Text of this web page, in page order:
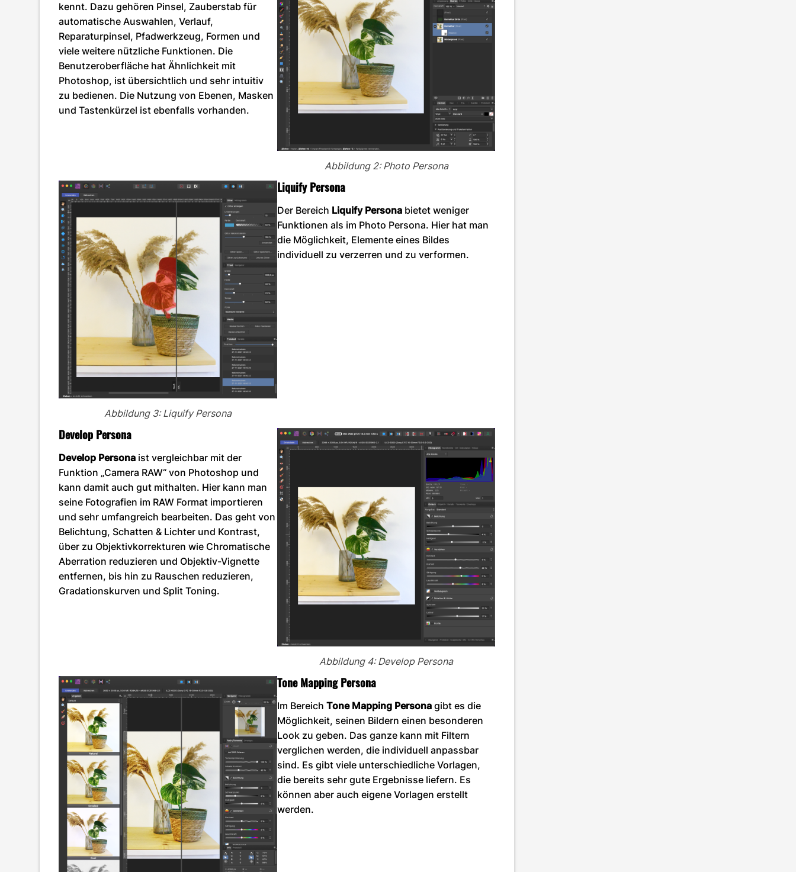
kennt. Dazu gehören Pinsel, Zauberstab für
automatische Auswahlen, Verlauf,
Reparaturpinsel, Pfadwerkzeug, Formen und
viele weitere nützliche Funktionen. Die
Benutzeroberfläche hat Ähnlichkeit mit
Photoshop, ist übersichtlich und sehr intuitiv
zu bedienen. Die Nutzung von Ebenen, Masken
und Tastenkürzel ist ebenfalls vorhanden.
Abbildung 2: Photo Persona
Abbildung 3: Liquify Persona
Liquify Persona
Der Bereich Liquify Personabietet weniger
Funktionen als im Photo Persona. Hier hat man
die Möglichkeit, Elemente eines Bildes
individuell zu verzerren und zu verformen.
Develop Persona
Develop Persona ist vergleichbar mit der
Funktion „Camera RAW“ von Photoshop und
kann damit auch gut mithalten. Hier kann man
seine Fotografien im RAW Format importieren
und sehr umfangreich bearbeiten. Das geht von
Belichtung, Schatten & Lichter und Kontrast,
über zu Objektivkorrekturen wie Chromatische
Aberration reduzieren und Objektiv-Vignette
entfernen, bis hin zu Rauschen reduzieren,
Gradationskurven und Split Toning.
Abbildung 4: Develop Persona
Tone Mapping Persona
Im Bereich Tone Mapping Personagibt es die
Möglichkeit, seinen Bildern einen besonderen
Look zu geben. Das ganze kann mit Filtern
verglichen werden, die individuell anpassbar
sind. Es gibt viele unterschiedliche Vorlagen,
die bereits sehr gute Ergebnisse liefern. Es
können aber auch eigene Vorlagen erstellt
werden.